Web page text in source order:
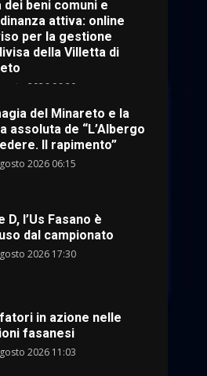
della Villetta di
2026 06:20
del Minareto e la
assoluta de “L’Albergo
2026 06:15